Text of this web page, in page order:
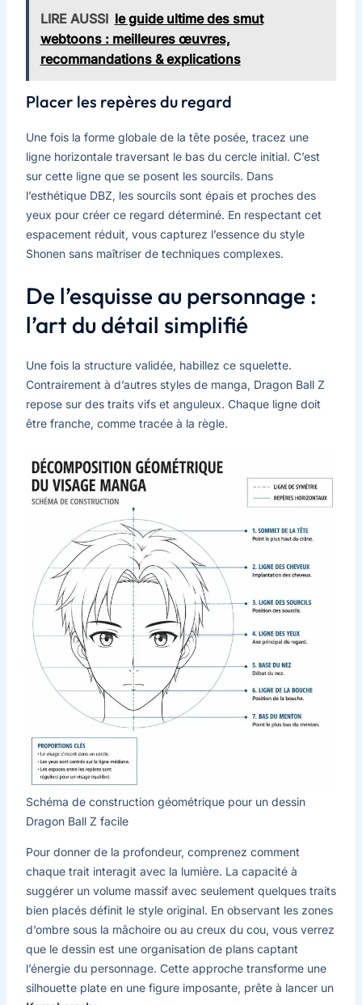
LIRE AUSSI le guide ultime des smut
webtoons : meilleures œuvres,
recommandations & explications
Placer les repères du regard
Une fois la forme globale de la tête posée, tracez une
ligne horizontale traversant le bas du cercle initial. C’est
sur cette ligne que se posent les sourcils. Dans
l’esthétique DBZ, les sourcils sont épais et proches des
yeux pour créer ce regard déterminé. En respectant cet
espacement réduit, vous capturez l’essence du style
Shonen sans maîtriser de techniques complexes.
De l’esquisse au personnage :
l’art du détail simplifié
Une fois la structure validée, habillez ce squelette.
Contrairement à d’autres styles de manga, Dragon Ball Z
repose sur des traits vifs et anguleux. Chaque ligne doit
être franche, comme tracée à la règle.
Schéma de construction géométrique pour un dessin
Dragon Ball Z facile
Pour donner de la profondeur, comprenez comment
chaque trait interagit avec la lumière. La capacité à
suggérer un volume massif avec seulement quelques traits
bien placés définit le style original. En observant les zones
d’ombre sous la mâchoire ou au creux du cou, vous verrez
que le dessin est une organisation de plans captant
l’énergie du personnage. Cette approche transforme une
silhouette plate en une figure imposante, prête à lancer un